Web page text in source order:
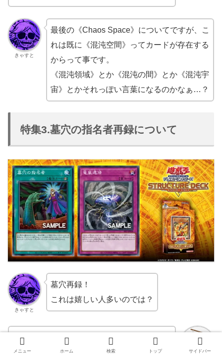
きゃすと
最後の《Chaos Space》についてですが、こ
れは既に《混沌空間》ってカードが存在する
からって事です。
《混沌領域》とか《混沌の間》とか《混沌宇
宙》とかそれっぽい言葉になるのかなぁ…？
特集3.墓穴の指名者再録について
きゃすと
墓穴再録！
これは嬉しい人多いのでは？
こういう汎用パワーカードは初心者参入の高
いハードルになることが多いのでどんどん再
メニュー ホーム 検索 トップ サイドバー